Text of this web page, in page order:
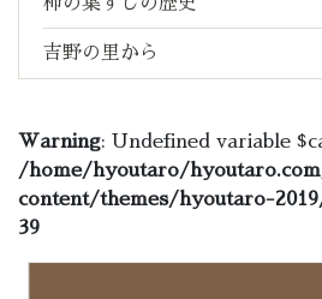
吉野の里から
Warning: Undefined variable
/home/hyoutaro/
content/themes/hyoutaro-
39